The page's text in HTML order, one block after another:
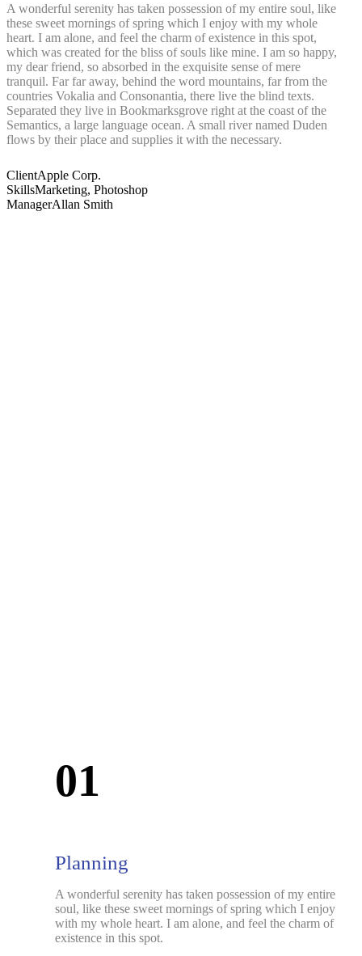
A wonderful serenity has taken possession of my entire soul, like
these sweet mornings of spring which I enjoy with my whole
heart. I am alone, and feel the charm of existence in this spot,
which was created for the bliss of souls like mine. I am so happy,
my dear friend, so absorbed in the exquisite sense of mere
tranquil. Far far away, behind the word mountains, far from the
countries Vokalia and Consonantia, there live the blind texts.
Separated they live in Bookmarksgrove right at the coast of the
Semantics, a large language ocean. A small river named Duden
flows by their place and supplies it with the necessary.
ClientApple Corp.
SkillsMarketing, Photoshop
ManagerAllan Smith
01
Planning
A wonderful serenity has taken possession of my entire
soul, like these sweet mornings of spring which I enjoy
with my whole heart. I am alone, and feel the charm of
existence in this spot.